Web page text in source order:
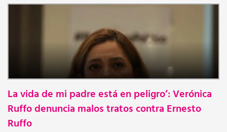
NOTICIA
La vida de mi padre está en peligro’: Verónica
Ruffo denuncia malos tratos contra Ernesto
Ruffo